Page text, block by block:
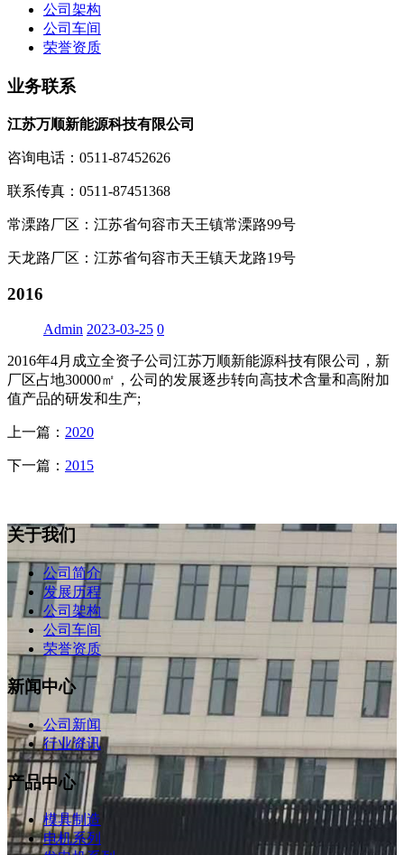
公司架构
公司车间
荣誉资质
业务联系
江苏万顺新能源科技有限公司
咨询电话：0511-87452626
联系传真：0511-87451368
常溧路厂区：江苏省句容市天王镇常溧路99号
天龙路厂区：江苏省句容市天王镇天龙路19号
2016
Admin 2023-03-25 0
2016年4月成立全资子公司江苏万顺新能源科技有限公司，新
厂区占地30000㎡，公司的发展逐步转向高技术含量和高附加
值产品的研发和生产;
上一篇： 2020
下一篇： 2015
关于我们
公司简介
发展历程
公司架构
公司车间
荣誉资质
新闻中心
公司新闻
行业资讯
产品中心
模具制造
电机系列